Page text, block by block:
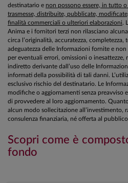
destinatario e non possono essere, in tutto
trasmesse, distribuite, pubblicate,
finalità commerciali o ulteriori elaborazioni.
Anima e i fornitori terzi non rilasciano
circa l’originalità, accuratezza,
adeguatezza delle Informazioni fornite e
per eventuali errori, omissioni o
indiretto derivante dall’uso delle
informati della possibilità di tali danni.
esclusivo rischio del destinatario. Le
modifiche o aggiornamenti senza preavviso
di provvedere al loro aggiornamento.
alcun modo sollecitazione all’investimento,
consulenza finanziaria, né offerta al
Scopri come è
fondo